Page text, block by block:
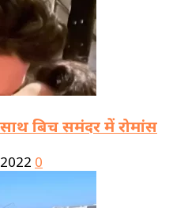
बिच समंदर में रोमांस
0